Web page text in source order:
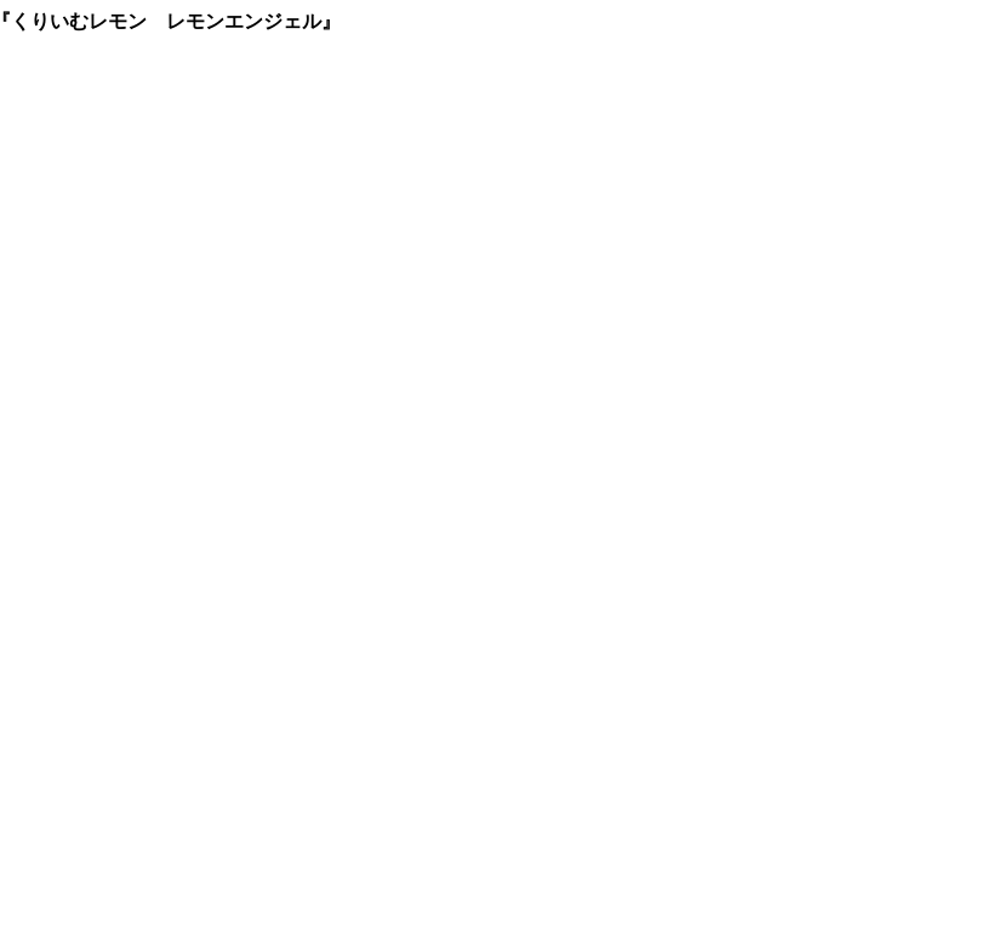
『くりいむレモン レモンエンジェル』